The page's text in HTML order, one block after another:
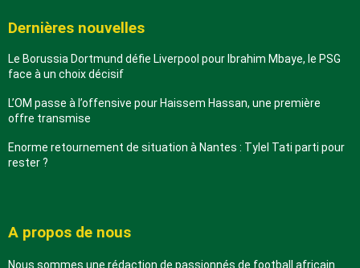
Dernières nouvelles
Le Borussia Dortmund défie Liverpool pour Ibrahim Mbaye, le PSG
face à un choix décisif
L’OM passe à l’offensive pour Haissem Hassan, une première
offre transmise
Enorme retournement de situation à Nantes : Tylel Tati parti pour
rester ?
A propos de nous
Nous sommes une rédaction de passionnés de football africain